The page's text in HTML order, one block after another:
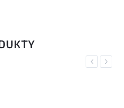
Previous
Next